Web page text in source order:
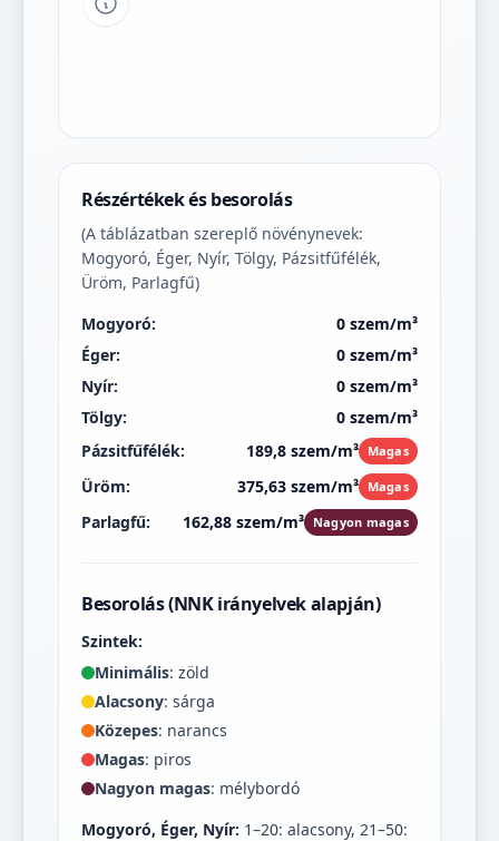
Tipp a grafikon jelmagyarázatához
Részértékek és besorolás
(A táblázatban szereplő növénynevek:
Mogyoró, Éger, Nyír, Tölgy, Pázsitfűfélék,
Üröm, Parlagfű)
Mogyoró:
0 szem/m³
Éger:
0 szem/m³
Nyír:
0 szem/m³
Tölgy:
0 szem/m³
Pázsitfűfélék:
189,8 szem/m³ Magas
Üröm: 375,63 szem/m³ Magas
Parlagfű: 162,88 szem/m³ Nagyon magas
Besorolás (NNK irányelvek alapján)
Szintek:
Minimális: zöld
Alacsony: sárga
Közepes: narancs
Magas: piros
Nagyon magas: mélybordó
Mogyoró, Éger, Nyír: 1–20: alacsony, 21–50: